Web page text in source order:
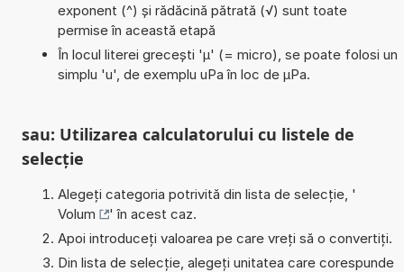
exponent (^) și rădăcină pătrată (√) sunt toate
permise în această etapă
În locul literei grecești 'µ' (= micro), se poate folosi un
simplu 'u', de exemplu uPa în loc de µPa.
sau: Utilizarea calculatorului cu listele de
selecție
Alegeți categoria potrivită din lista de selecție, '
Volum
' în acest caz.
Apoi introduceți valoarea pe care vreți să o convertiți.
Din lista de selecție, alegeți unitatea care corespunde